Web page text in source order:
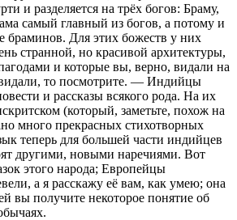
и разделяется на трёх богов: Браму,
самый главный из богов, а потому и
браминов. Для этих божеств у них
странной, но красивой архитектуры,
и которые вы, верно, видали на
то посмотрите. — Индийцы
и рассказы всякого рода. На их
(который, заметьте, похож на
много прекрасных стихотворных
теперь для большей части индийцев
другими, новыми наречиями. Вот
этого народа; Европейцы
а я расскажу её вам, как умею; она
вы получите некоторое понятие об